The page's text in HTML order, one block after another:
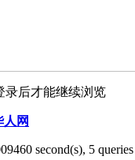
录后才能继续浏览
人网
second(s), 5